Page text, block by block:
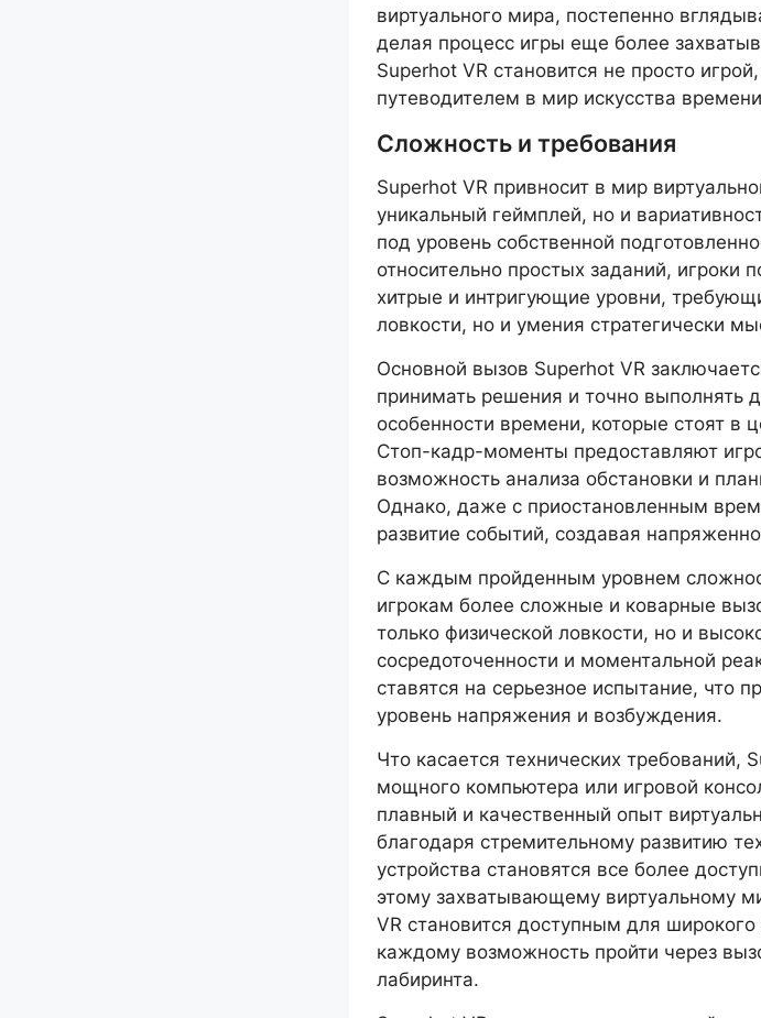
виртуального мира, постепенно
делая процесс игры еще более
Superhot VR становится не просто
путеводителем в мир искусства
Сложность и требования
Superhot VR привносит в мир
уникальный геймплей, но и
под уровень собственной
относительно простых заданий, игроки
хитрые и интригующие уровни,
ловкости, но и умения стратегически
Основной вызов Superhot VR
принимать решения и точно выполнять
особенности времени, которые стоят в
Стоп-кадр-моменты предоставляют
возможность анализа обстановки и
Однако, даже с приостановленным
развитие событий, создавая
С каждым пройденным уровнем
игрокам более сложные и коварные
только физической ловкости, но и
сосредоточенности и моментальной
ставятся на серьезное испытание, что
уровень напряжения и возбуждения.
Что касается технических требований,
мощного компьютера или игровой
плавный и качественный опыт
благодаря стремительному развитию
устройства становятся все более
этому захватывающему виртуальному
VR становится доступным для широкого
каждому возможность пройти через
лабиринта.